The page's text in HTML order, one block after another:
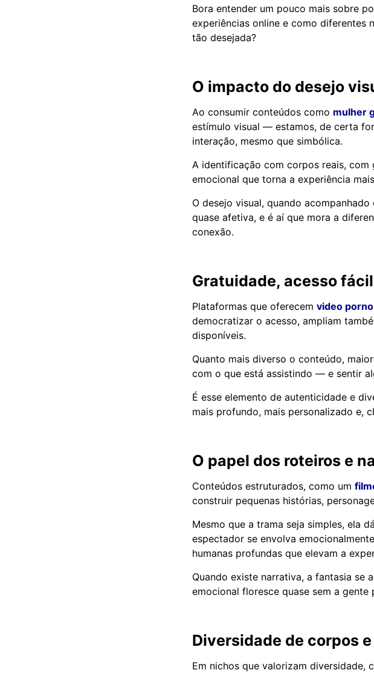
Bora entender um pouco mais sobre
experiências online e como diferentes
tão desejada?
O impacto do desejo
Ao consumir conteúdos como mulher
estímulo visual — estamos, de certa
interação, mesmo que simbólica.
A identificação com corpos reais,
emocional que torna a experiência
O desejo visual, quando
quase afetiva, e é aí que mora a
conexão.
Gratuidade, acesso
Plataformas que oferecem video
democratizar o acesso, ampliam
disponíveis.
Quanto mais diverso o conteúdo,
com o que está assistindo — e sentir
É esse elemento de autenticidade e
mais profundo, mais personalizado e,
O papel dos roteiros e
Conteúdos estruturados, como um
construir pequenas histórias,
Mesmo que a trama seja simples, ela
espectador se envolva
humanas profundas que elevam a
Quando existe narrativa, a fantasia se
emocional floresce quase sem a gente
Diversidade de corpos
Em nichos que valorizam diversidade,